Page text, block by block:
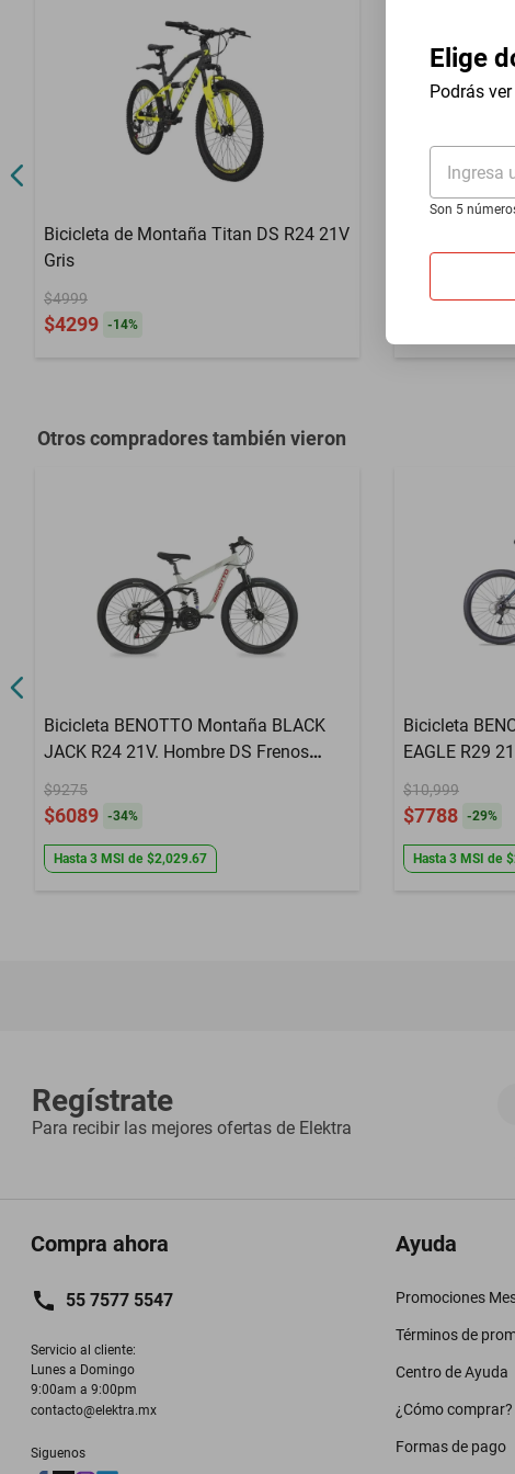
Elige
Podrás
Ingresa
Son 5
Contenido del Empaque
MONTAÑA
Velocidades
Bicicleta de Montaña Titan DS R24 21V
Gris
$4999
$4299 -14%
R26 18V Azul
$4799
Otros compradores también vieron
Bicicleta BENOTTO Montaña BLACK
JACK R24 21V. Hombre DS Frenos
Doble Disco Mecanico Aluminio
Negro/Gris/Negro
$9275
$6089 -34%
Hasta 3 MSI de $2,029.67
Bicicleta
EAGLE R29
Doble Disco
Negro/Rojo
$10,999
$7788 -29%
Hasta 3 MSI de
Regístrate
Para recibir las mejores ofertas de Elektra
Compra ahora
55 7577 5547
Servicio al cliente:
Lunes a Domingo
9:00am a 9:00pm
contacto@elektra.mx
Siguenos
Ayuda
Promociones
Términos de
Centro de Ayuda
¿Cómo comprar?
Formas de pago